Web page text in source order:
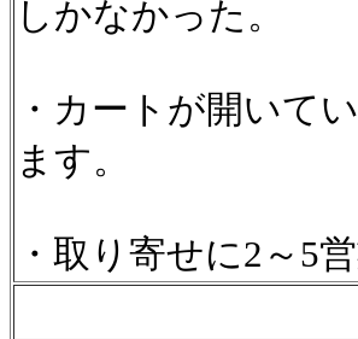
しかなかった。
・カートが開いて
ます。
・取り寄せに2～5